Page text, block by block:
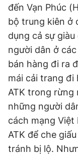
đến Vạn Phúc
bộ trung kiên ở
dụng cả sự
người dân ở
bán hàng đi ra
mái cải trang đi
ATK trong rừng
những người
cách mạng Việt
ATK để che
tránh bị lộ.